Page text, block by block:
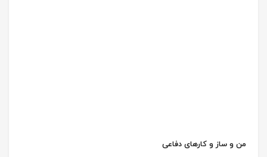
من و ساز و کارهای دفاعی